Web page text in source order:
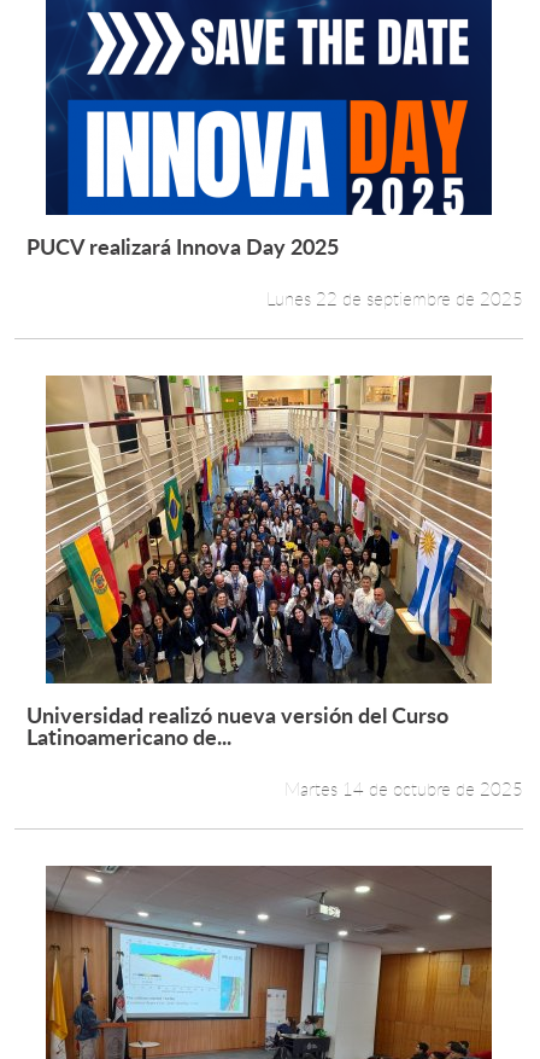
PUCV realizará Innova Day 2025
Lunes 22 de septiembre de 2025
Leer más +
Universidad realizó nueva versión del Curso
Latinoamericano de...
Martes 14 de octubre de 2025